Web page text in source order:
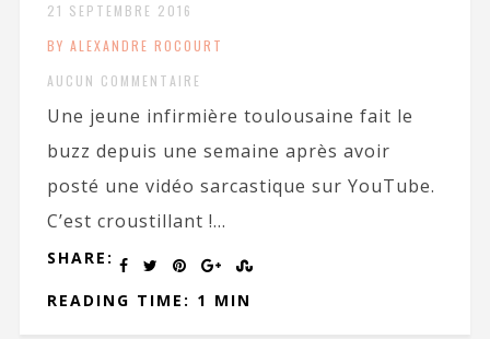
21 SEPTEMBRE 2016
BY ALEXANDRE ROCOURT
AUCUN COMMENTAIRE
Une jeune infirmière toulousaine fait le
buzz depuis une semaine après avoir
posté une vidéo sarcastique sur YouTube.
C’est croustillant !...
SHARE:
READING TIME: 1 MIN